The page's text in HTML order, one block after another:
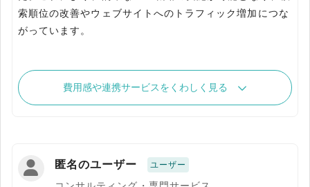
索順位の改善やウェブサイトへのトラフィック増加につな
がっています。
費用感や連携サービスをくわしく見る
匿名のユーザー ユーザー